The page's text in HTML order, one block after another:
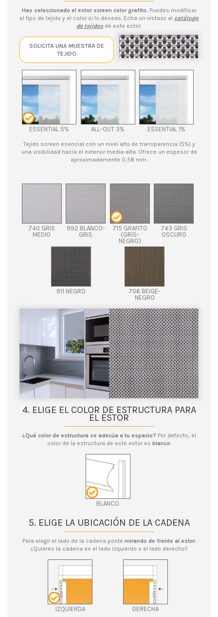
Has seleccionado el estor screen color grafito. Puedes modificar
el tipo de tejido y el color si lo deseas. Echa un vistazo al catálogo
de tejidosde este estor.
SOLICITA UNA MUESTRA DE
TEJIDO
ESSENTIAL 5% ALL-OUT 3% ESSENTIAL 1%
Tejido screen esencial con un nivel alto de transparencia (5%) y
una visibilidad hacia el exterior media-alta. Ofrece un espesor de
aproximadamente 0,58 mm.
740 GRIS
MEDIO
992 BLANCO-
GRIS
715 GRAFITO
(GRIS-
NEGRO)
743 GRIS
OSCURO
911 NEGRO
706 BEIGE-
NEGRO
4. ELIGE EL COLOR DE ESTRUCTURA PARA
EL ESTOR
¿Qué color de estructura se adecúa a tu espacio? Por defecto, el
color de la estructura de este estor es blanco.
BLANCO
5. ELIGE LA UBICACIÓN DE LA CADENA
Para elegir el lado de la cadena ponte mirando de frente al estor.
¿Quieres la cadena en el lado izquierdo o el lado derecho?
IZQUIERDA DERECHA